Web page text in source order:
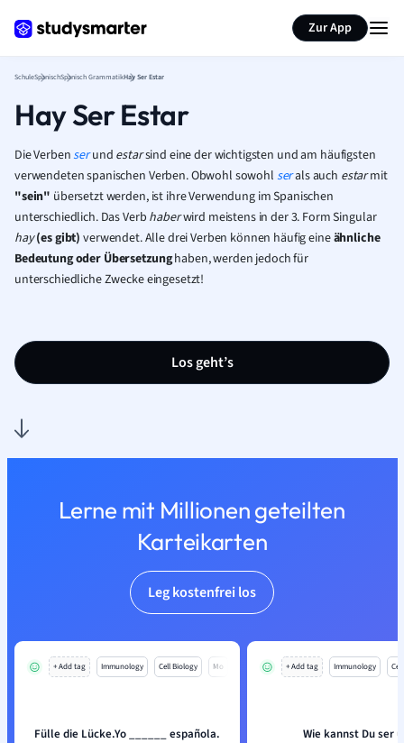
Zur App
SchuleSpanischSpanisch GrammatikHay Ser Estar
Hay Ser Estar
Die Verbenserund estarsind eine der wichtigsten und am häufigsten
verwendeten spanischen Verben. Obwohl sowohl serals auch estarmit
"sein" übersetzt werden, ist ihre Verwendung im Spanischen
unterschiedlich. Das Verb haberwird meistens in der 3. Form Singular
hay(es gibt)verwendet. Alle drei Verben können häufig eineähnliche
Bedeutung oder Übersetzunghaben, werden jedoch für
unterschiedliche Zwecke eingesetzt!
Los geht’s
Lerne mit Millionen geteilten
Karteikarten
Leg kostenfrei los
+ Add tag Immunology Cell Biology Mo
Fülle die Lücke.Yo ______ española.
+ Add tag Immunology
Wie kannst Du ser
Seite zusammenfassen